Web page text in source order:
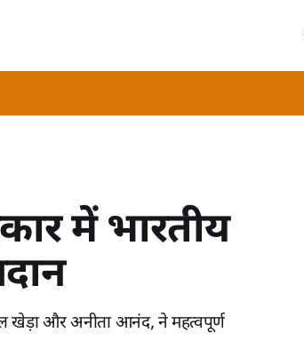
में भारतीय
खेड़ा और अनीता आनंद, ने महत्वपूर्ण